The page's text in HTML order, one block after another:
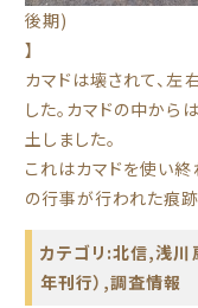
後期)
】
カマドは壊されて、
した。カマドの中から
土しました。
これはカマドを使い
の行事が行われた痕跡
カテゴリ:北信,浅川
年刊行） ,調査情報